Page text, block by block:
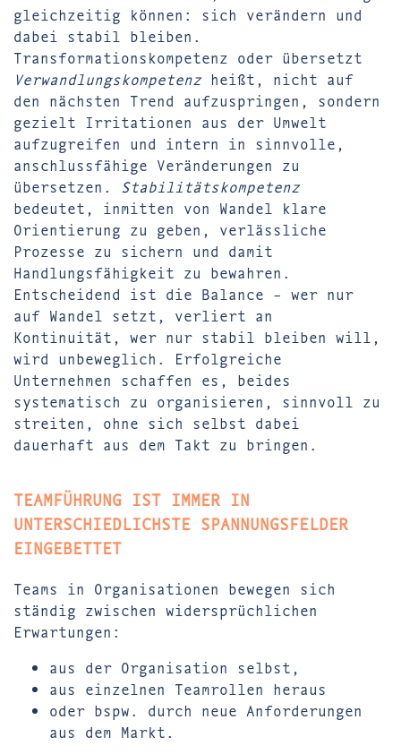
gleichzeitig können: sich verändern und
dabei stabil bleiben.
Transformationskompetenz oder übersetzt
Verwandlungskompetenzheißt, nicht auf
den nächsten Trend aufzuspringen, sondern
gezielt Irritationen aus der Umwelt
aufzugreifen und intern in sinnvolle,
anschlussfähige Veränderungen zu
übersetzen. Stabilitätskompetenz
bedeutet, inmitten von Wandel klare
Orientierung zu geben, verlässliche
Prozesse zu sichern und damit
Handlungsfähigkeit zu bewahren.
Entscheidend ist die Balance – wer nur
auf Wandel setzt, verliert an
Kontinuität, wer nur stabil bleiben will,
wird unbeweglich. Erfolgreiche
Unternehmen schaffen es, beides
systematisch zu organisieren, sinnvoll zu
streiten, ohne sich selbst dabei
dauerhaft aus dem Takt zu bringen.
TEAMFÜHRUNG IST IMMER IN
UNTERSCHIEDLICHSTE SPANNUNGSFELDER
EINGEBETTET
Teams in Organisationen bewegen sich
ständig zwischen widersprüchlichen
Erwartungen:
aus der Organisation selbst,
aus einzelnen Teamrollen heraus
oder bspw. durch neue Anforderungen
aus dem Markt.